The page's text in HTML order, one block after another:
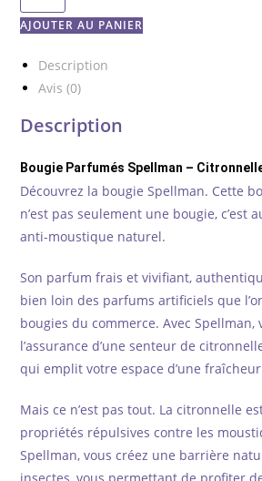
de
Spellman
Citronnelle
AJOUTER AU PANIER
Description
Avis (0)
Description
Bougie Parfumés Spellman –
Découvrez la bougie Spellman. Cette
n’est pas seulement une bougie, c’est
anti-moustique naturel.
Son parfum frais et vivifiant,
bien loin des parfums artificiels que
bougies du commerce. Avec Spellman,
l’assurance d’une senteur de
qui emplit votre espace d’une
Mais ce n’est pas tout. La citronnelle
propriétés répulsives contre les
Spellman, vous créez une barrière